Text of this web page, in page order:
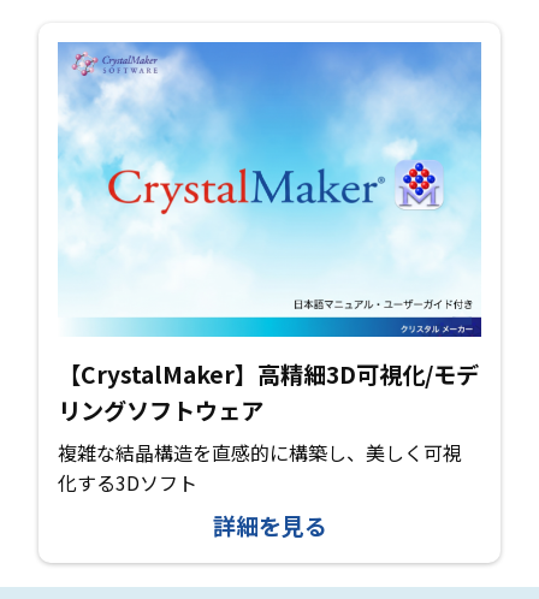
【CrystalMaker】高精細3D可視化/モデ
リングソフトウェア
複雑な結晶構造を直感的に構築し、美しく可視
化する3Dソフト
詳細を見る